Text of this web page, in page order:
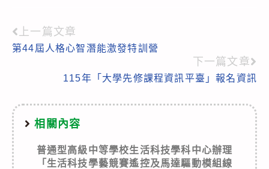
Read
more
articles
上一篇文章
第44屆人格心智潛能激發特訓營
下一篇文章
115年「大學先修課程資訊平臺」報名資訊
相關內容
普通型高級中等學校生活科技學科中心辦理
「生活科技學藝競賽遙控及馬達驅動模組線